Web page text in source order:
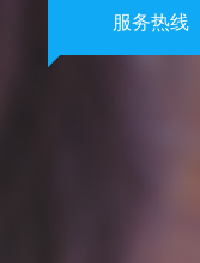
服务热线